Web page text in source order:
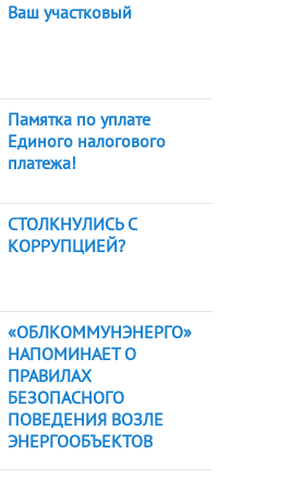
Ваш участковый
Памятка по уплате
Единого налогового
платежа!
СТОЛКНУЛИСЬ С
КОРРУПЦИЕЙ?
«ОБЛКОММУНЭНЕРГО»
НАПОМИНАЕТ О
ПРАВИЛАХ
БЕЗОПАСНОГО
ПОВЕДЕНИЯ ВОЗЛЕ
ЭНЕРГООБЪЕКТОВ